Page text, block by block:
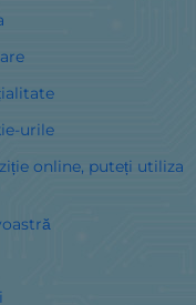
urile
online, puteți utiliza